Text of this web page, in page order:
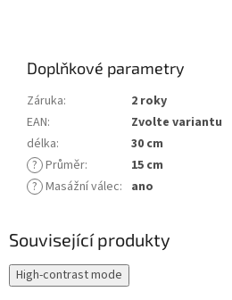
Doplňkové parametry
Záruka:
2 roky
EAN:
Zvolte variantu
délka:
30 cm
? Průměr:
15 cm
? Masážní válec: ano
Související produkty
High-contrast mode